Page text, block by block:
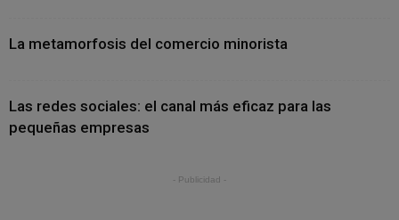
La metamorfosis del comercio minorista
Las redes sociales: el canal más eficaz para las
pequeñas empresas
- Publicidad -